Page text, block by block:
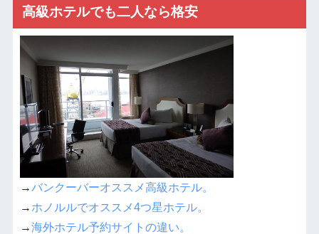
高級ホテルでも二人なら格安
→バンクーバーオススメ高級ホテル。
→ ホノルルでオススメ4つ星ホテル。
→海外ホテル予約サイトの違い。